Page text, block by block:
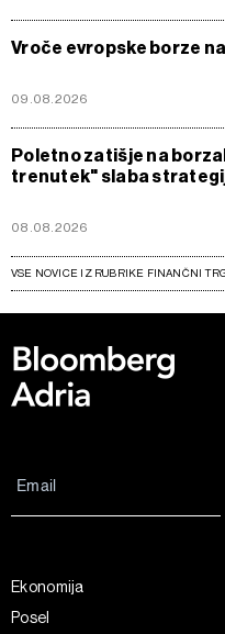
Vroče evropske borze
09.08.2026
Poletno zatišje na
trenutek" slaba
08.08.2026
VSE NOVICE IZ RUBRIKE FINANČNI
Ekonomija
Posel